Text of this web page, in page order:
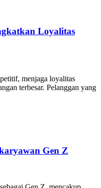
Loyalitas
menjaga loyalitas
terbesar. Pelanggan yang
Gen Z